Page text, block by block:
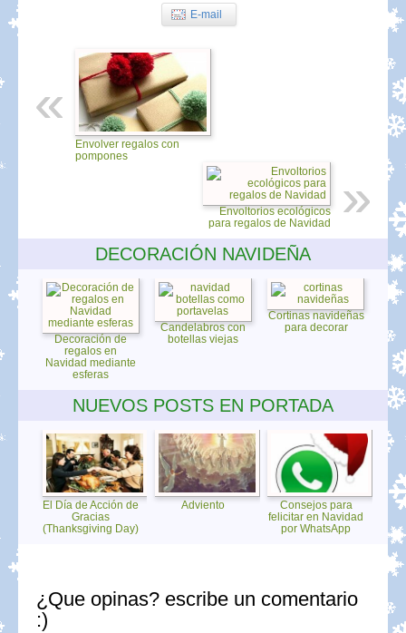
E-mail
Envolver regalos con
pompones
Envoltorios ecológicos
para regalos de Navidad
DECORACIÓN NAVIDEÑA
Decoración de
regalos en
Navidad mediante
esferas
Candelabros con
botellas viejas
Cortinas navideñas
para decorar
NUEVOS POSTS EN PORTADA
El Día de Acción de
Gracias
(Thanksgiving Day)
Adviento
Consejos para
felicitar en Navidad
por WhatsApp
¿Que opinas? escribe un comentario
:)